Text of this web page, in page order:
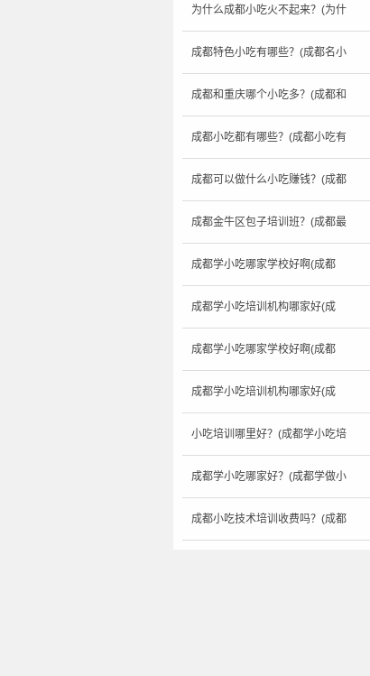
为什么成都小吃火不起来？(为什
成都特色小吃有哪些？(成都名小
成都和重庆哪个小吃多？(成都和
成都小吃都有哪些？(成都小吃有
成都可以做什么小吃赚钱？(成都
成都金牛区包子培训班？(成都最
成都学小吃哪家学校好啊(成都
成都学小吃培训机构哪家好(成
成都学小吃哪家学校好啊(成都
成都学小吃培训机构哪家好(成
小吃培训哪里好？(成都学小吃培
成都学小吃哪家好？(成都学做小
成都小吃技术培训收费吗？(成都